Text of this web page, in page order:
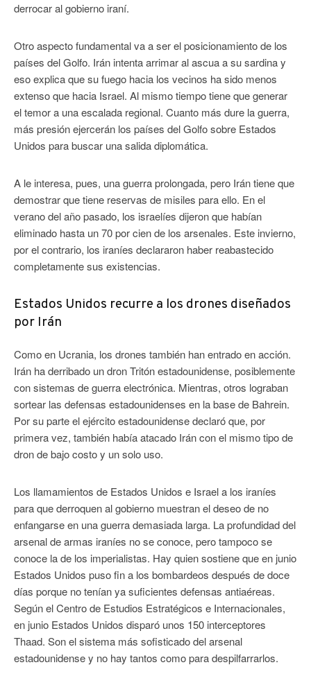
derrocar al gobierno iraní.
Otro aspecto fundamental va a ser el posicionamiento de los
países del Golfo. Irán intenta arrimar al ascua a su sardina y
eso explica que su fuego hacia los vecinos ha sido menos
extenso que hacia Israel. Al mismo tiempo tiene que generar
el temor a una escalada regional. Cuanto más dure la guerra,
más presión ejercerán los países del Golfo sobre Estados
Unidos para buscar una salida diplomática.
A le interesa, pues, una guerra prolongada, pero Irán tiene que
demostrar que tiene reservas de misiles para ello. En el
verano del año pasado, los israelíes dijeron que habían
eliminado hasta un 70 por cien de los arsenales. Este invierno,
por el contrario, los iraníes declararon haber reabastecido
completamente sus existencias.
Estados Unidos recurre a los drones diseñados
por Irán
Como en Ucrania, los drones también han entrado en acción.
Irán ha derribado un dron Tritón estadounidense, posiblemente
con sistemas de guerra electrónica. Mientras, otros lograban
sortear las defensas estadounidenses en la base de Bahrein.
Por su parte el ejército estadounidense declaró que, por
primera vez, también había atacado Irán con el mismo tipo de
dron de bajo costo y un solo uso.
Los llamamientos de Estados Unidos e Israel a los iraníes
para que derroquen al gobierno muestran el deseo de no
enfangarse en una guerra demasiada larga. La profundidad del
arsenal de armas iraníes no se conoce, pero tampoco se
conoce la de los imperialistas. Hay quien sostiene que en junio
Estados Unidos puso fin a los bombardeos después de doce
días porque no tenían ya suficientes defensas antiaéreas.
Según el Centro de Estudios Estratégicos e Internacionales,
en junio Estados Unidos disparó unos 150 interceptores
Thaad. Son el sistema más sofisticado del arsenal
estadounidense y no hay tantos como para despilfarrarlos.